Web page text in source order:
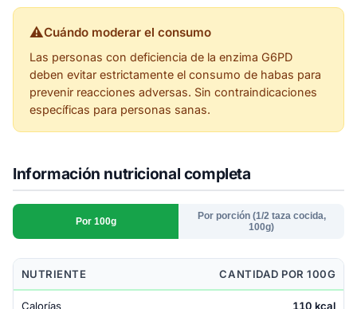
⚠Cuándo moderar el consumo
Las personas con deficiencia de la enzima G6PD
deben evitar estrictamente el consumo de habas para
prevenir reacciones adversas. Sin contraindicaciones
específicas para personas sanas.
Información nutricional completa
Por 100g
Por porción (1/2 taza cocida,
100g)
NUTRIENTE CANTIDAD POR 100G
Calorías 110 kcal